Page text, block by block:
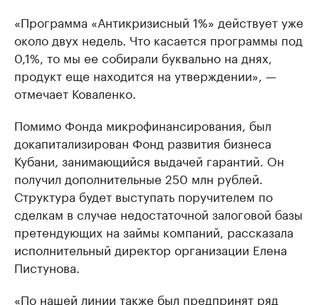
«Программа «Антикризисный 1%» действует уже
около двух недель. Что касается программы под
0,1%, то мы ее собирали буквально на днях,
продукт еще находится на утверждении», —
отмечает Коваленко.
Помимо Фонда микрофинансирования, был
докапитализирован Фонд развития бизнеса
Кубани, занимающийся выдачей гарантий. Он
получил дополнительные 250 млн рублей.
Структура будет выступать поручителем по
сделкам в случае недостаточной залоговой базы
претендующих на займы компаний, рассказала
исполнительный директор организации Елена
Пистунова.
«По нашей линии также был предпринят ряд